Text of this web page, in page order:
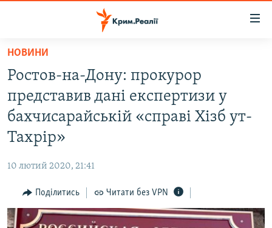
Перейти
основного
матеріалу
Перейти
до
основної
Перейти
пошуку
ВІДЕО ТА ФОТО
ПОЛІТИКА
ІНТЕРВ'Ю
ВСЕ ЗА ДЕНЬ
НОВИНИ
Ростов-на-Дону: прокурор
представив дані експертизи у
бахчисарайській «справі Хізб ут-
Тахрір»
10 лютий 2020, 21:41
Поділитись Читати без VPN